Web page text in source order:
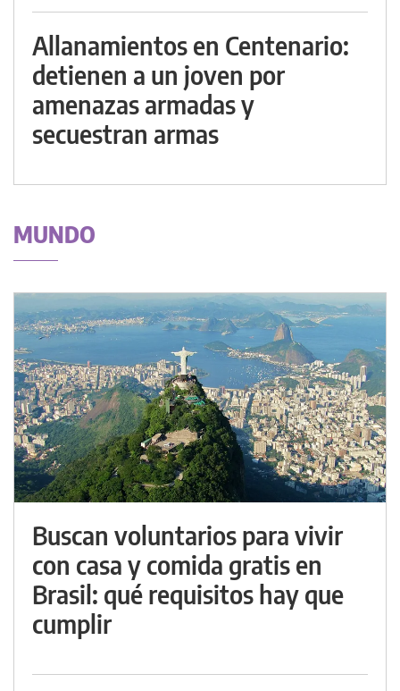
Allanamientos en Centenario:
detienen a un joven por
amenazas armadas y
secuestran armas
MUNDO
Buscan voluntarios para vivir
con casa y comida gratis en
Brasil: qué requisitos hay que
cumplir